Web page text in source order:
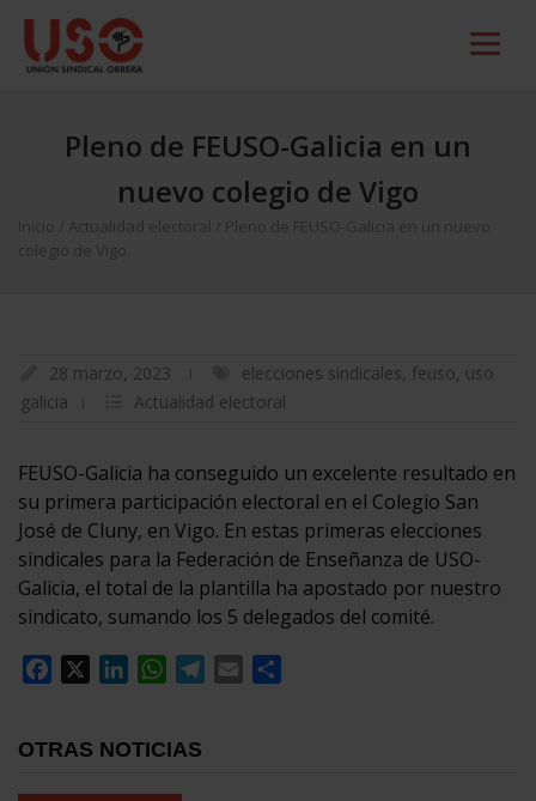
Pleno de FEUSO-Galicia en un
nuevo colegio de Vigo
Inicio Actualidad electoral
Pleno de FEUSO-Galicia en un nuevo
colegio de Vigo
28 marzo, 2023 elecciones sindicales, feuso, uso
galicia
Actualidad electoral
FEUSO-Galicia ha conseguido un excelente resultado en
su primera participación electoral en el Colegio San
José de Cluny, en Vigo. En estas primeras elecciones
sindicales para la Federación de Enseñanza de USO-
Galicia, el total de la plantilla ha apostado por nuestro
sindicato, sumando los 5 delegados del comité.
Facebook
LinkedInWhatsApp
Telegram
Email
OTRAS NOTICIAS